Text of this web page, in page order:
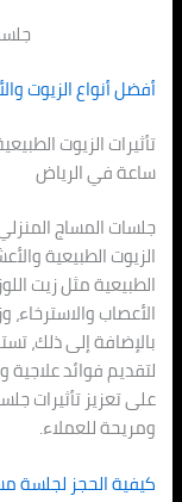
أفضل أنواع الزيوت
ساعة في الرياض
جلسات المساج
الزيوت الطبيعية
الطبيعية مثل زيت
الأعصاب
بالإضافة إلى ذلك،
لتقديم فوائد
على تعزيز تأثيرات
ومريحة للعملاء.
كيفية الحجز لجلسة مساج منزلي